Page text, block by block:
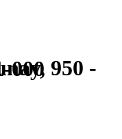
000